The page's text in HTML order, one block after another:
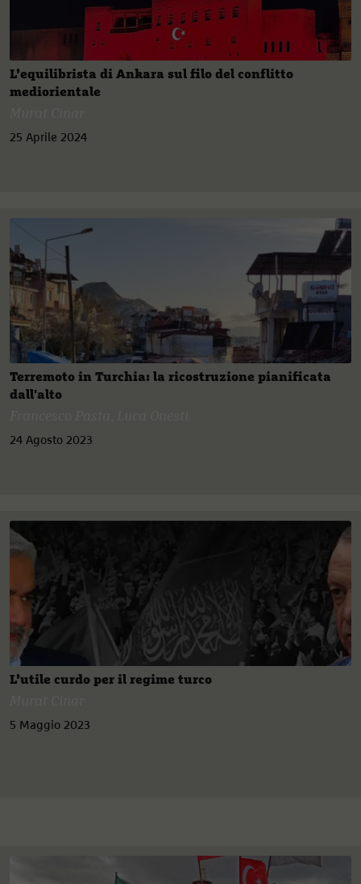
L’equilibrista di Ankara sul filo del conflitto
mediorientale
25 Aprile 2024
Terremoto in Turchia: la ricostruzione pianificata
dall'alto
24 Agosto 2023
L’utile curdo per il regime turco
5 Maggio 2023